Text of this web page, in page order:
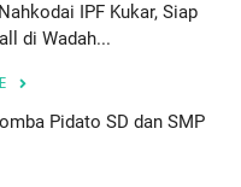
IPF Kukar, Siap
di Wadah...
Pidato SD dan SMP